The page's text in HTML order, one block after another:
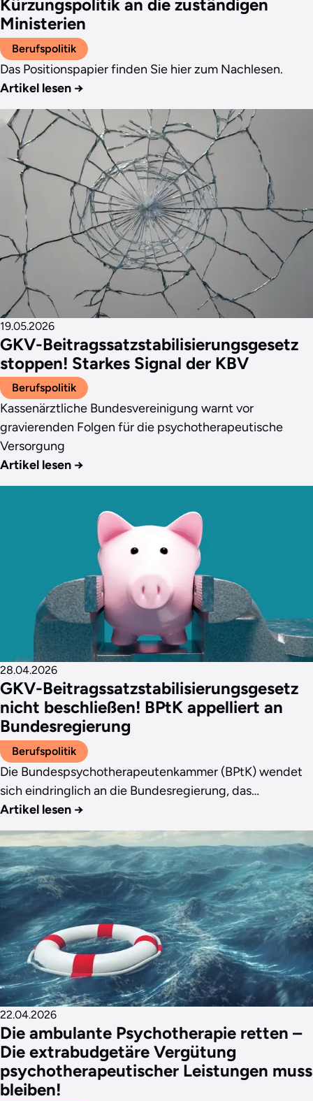
Kürzungspolitik an die zuständigen
Ministerien
Berufspolitik
Das Positionspapier finden Sie hier zum Nachlesen.
Artikel lesen →
GKV-Beitragssatzstabilisierungsgesetz
stoppen! Starkes Signal der KBV
19.05.2026
Berufspolitik
Kassenärztliche Bundesvereinigung warnt vor
gravierenden Folgen für die psychotherapeutische
Versorgung
Artikel lesen →
GKV-Beitragssatzstabilisierungsgesetz
nicht beschließen! BPtK appelliert an
Bundesregierung
28.04.2026
Berufspolitik
Die Bundespsychotherapeutenkammer (BPtK) wendet
sich eindringlich an die Bundesregierung, das…
Artikel lesen →
Die ambulante Psychotherapie retten –
Die extrabudgetäre Vergütung
psychotherapeutischer Leistungen muss
bleiben!
22.04.2026